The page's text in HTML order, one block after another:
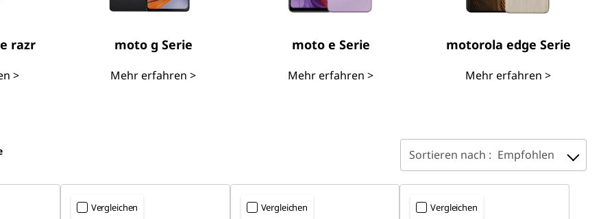
razr
>
moto g Serie
Mehr erfahren >
moto e Serie
Mehr erfahren >
motorola edge Serie
Mehr erfahren >
Sortieren nach : Empfohlen
Vergleichen Vergleichen Vergleichen